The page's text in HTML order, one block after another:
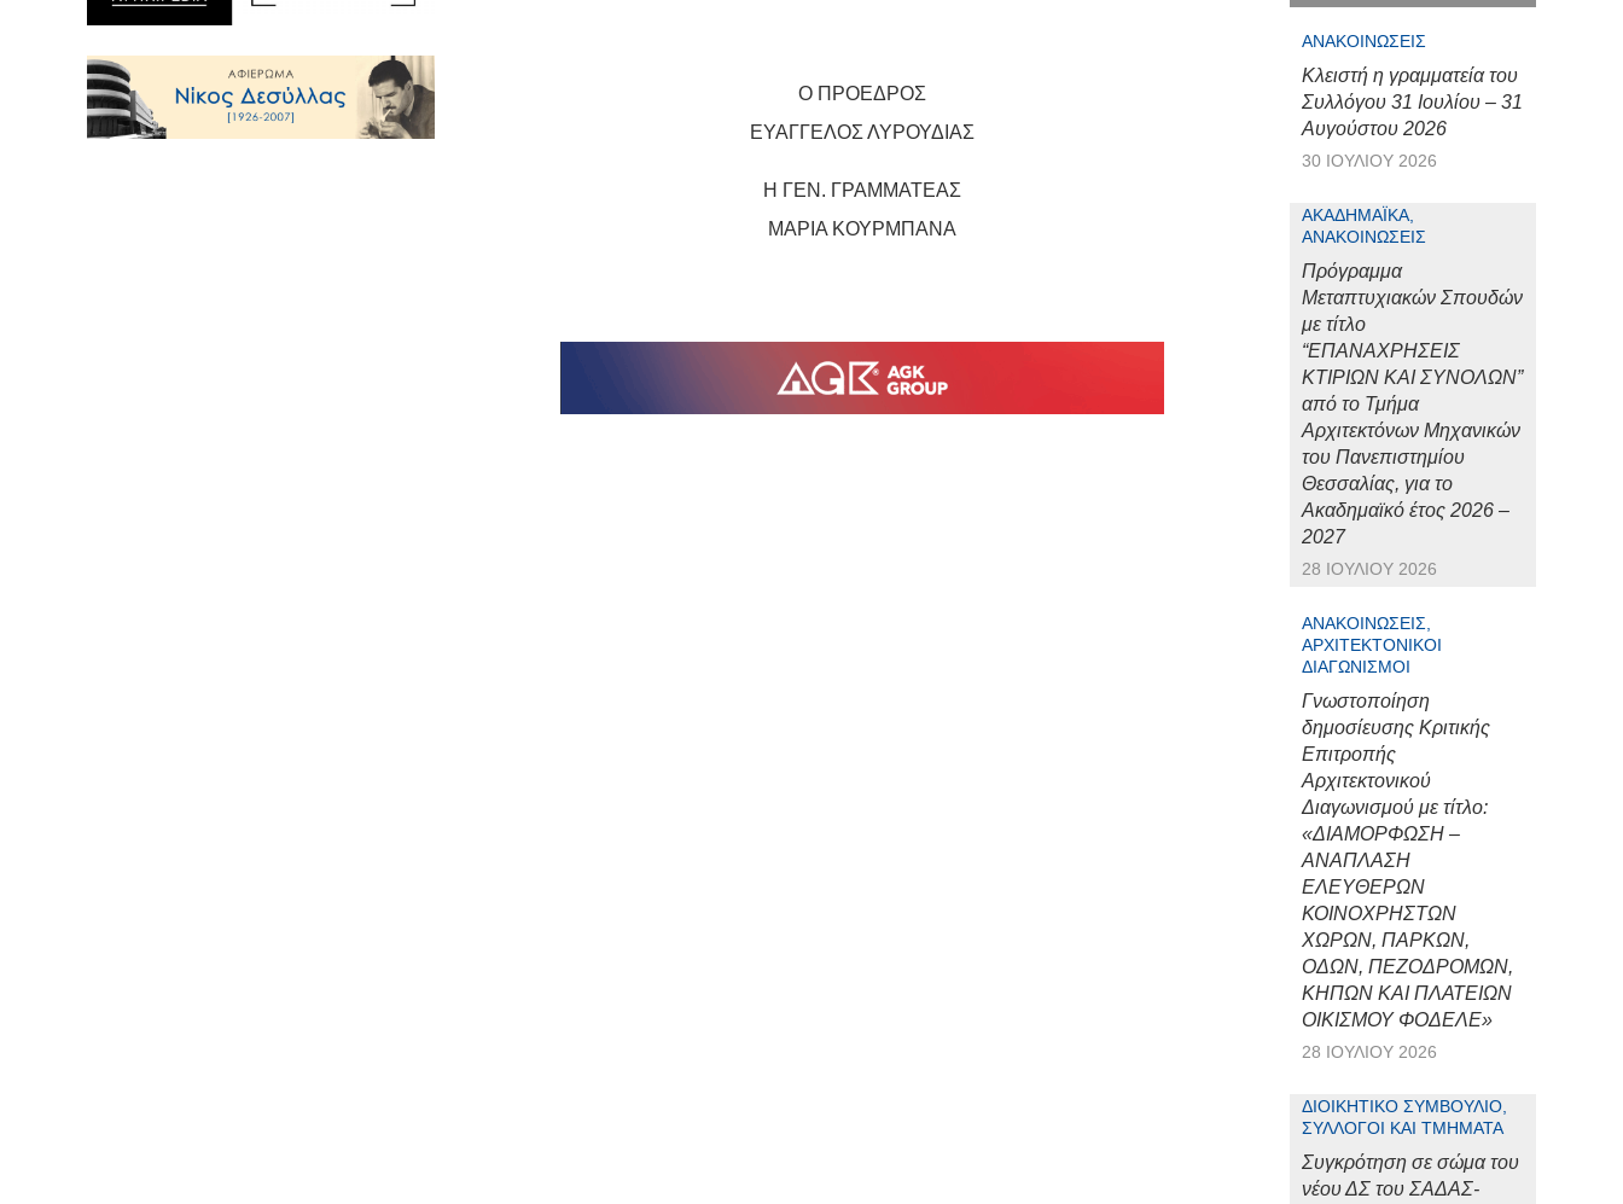
Ο ΠΡΟΕΔΡΟΣ
ΕΥΑΓΓΕΛΟΣ ΛΥΡΟΥΔΙΑΣ
Η ΓΕΝ. ΓΡΑΜΜΑΤΕΑΣ
ΜΑΡΙΑ ΚΟΥΡΜΠΑΝΑ
ΑΝΑΚΟΙΝΏΣΕΙΣ
Κλειστή η γραμματεία του
Συλλόγου 31 Ιουλίου – 31
Αυγούστου 2026
30 ΙΟΥΛΊΟΥ 2026
ΑΚΑΔΗΜΑΪΚΆ,
ΑΝΑΚΟΙΝΏΣΕΙΣ
Πρόγραμμα
Μεταπτυχιακών Σπουδών
με τίτλο
“ΕΠΑΝΑΧΡΗΣΕΙΣ
ΚΤΙΡΙΩΝ ΚΑΙ ΣΥΝΟΛΩΝ”
από το Τμήμα
Αρχιτεκτόνων Μηχανικών
του Πανεπιστημίου
Θεσσαλίας, για το
Ακαδημαϊκό έτος 2026 –
2027
28 ΙΟΥΛΊΟΥ 2026
ΑΝΑΚΟΙΝΏΣΕΙΣ,
ΑΡΧΙΤΕΚΤΟΝΙΚΟΊ
ΔΙΑΓΩΝΙΣΜΟΊ
Γνωστοποίηση
δημοσίευσης Κριτικής
Επιτροπής
Αρχιτεκτονικού
Διαγωνισμού με τίτλο:
«ΔΙΑΜΟΡΦΩΣΗ –
ΑΝΑΠΛΑΣΗ
ΕΛΕΥΘΕΡΩΝ
ΚΟΙΝΟΧΡΗΣΤΩΝ
ΧΩΡΩΝ, ΠΑΡΚΩΝ,
ΟΔΩΝ, ΠΕΖΟΔΡΟΜΩΝ,
ΚΗΠΩΝ ΚΑΙ ΠΛΑΤΕΙΩΝ
ΟΙΚΙΣΜΟΥ ΦΟΔΕΛΕ»
28 ΙΟΥΛΊΟΥ 2026
ΔΙΟΙΚΗΤΙΚΌ ΣΥΜΒΟΎΛΙΟ,
ΣΎΛΛΟΓΟΙ ΚΑΙ ΤΜΉΜΑΤΑ
Συγκρότηση σε σώμα του
νέου ΔΣ του ΣΑΔΑΣ-